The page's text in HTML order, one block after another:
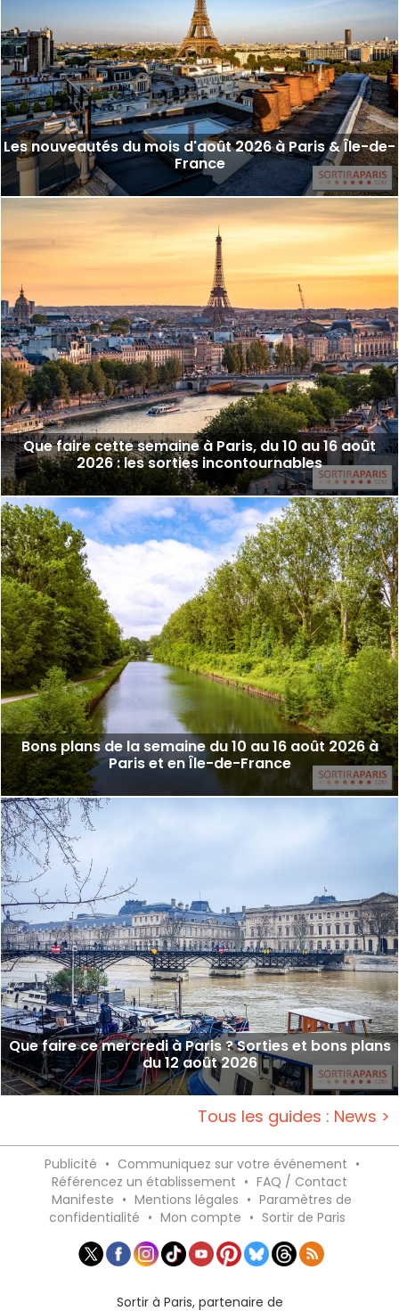
Les nouveautés du mois d'août 2026 à Paris & Île-de-
France
Que faire cette semaine à Paris, du 10 au 16 août
2026 : les sorties incontournables
Bons plans de la semaine du 10 au 16 août 2026 à
Paris et en Île-de-France
Que faire ce mercredi à Paris ? Sorties et bons plans
du 12 août 2026
Tous les guides : News >
Publicité • Communiquez sur votre événement •
Référencez un établissement • FAQ / Contact
Manifeste • Mentions légales • Paramètres de
confidentialité • Mon compte • Sortir de Paris
Sortir à Paris, partenaire de